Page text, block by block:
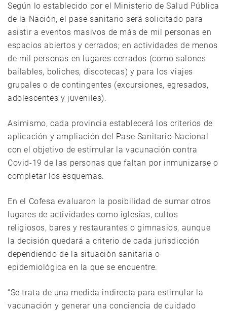
Según lo establecido por el Ministerio de Salud Pública
de la Nación, el pase sanitario será solicitado para
asistir a eventos masivos de más de mil personas en
espacios abiertos y cerrados; en actividades de menos
de mil personas en lugares cerrados (como salones
bailables, boliches, discotecas) y para los viajes
grupales o de contingentes (excursiones, egresados,
adolescentes y juveniles).
Asimismo, cada provincia establecerá los criterios de
aplicación y ampliación del Pase Sanitario Nacional
con el objetivo de estimular la vacunación contra
Covid-19 de las personas que faltan por inmunizarse o
completar los esquemas.
En el Cofesa evaluaron la posibilidad de sumar otros
lugares de actividades como iglesias, cultos
religiosos, bares y restaurantes o gimnasios, aunque
la decisión quedará a criterio de cada jurisdicción
dependiendo de la situación sanitaria o
epidemiológica en la que se encuentre.
“Se trata de una medida indirecta para estimular la
vacunación y generar una conciencia de cuidado